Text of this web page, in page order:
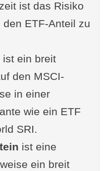
ist das Risiko
ETF-Anteil zu
ist ein breit
den MSCI-
in einer
wie ein ETF
SRI.
ist eine
ein breit